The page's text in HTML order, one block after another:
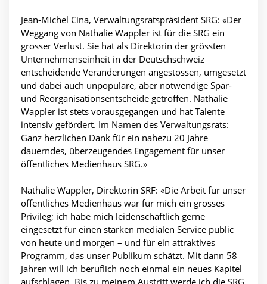
Jean-Michel Cina, Verwaltungsratspräsident SRG: «Der
Weggang von Nathalie Wappler ist für die SRG ein
grosser Verlust. Sie hat als Direktorin der grössten
Unternehmenseinheit in der Deutschschweiz
entscheidende Veränderungen angestossen, umgesetzt
und dabei auch unpopuläre, aber notwendige Spar-
und Reorganisationsentscheide getroffen. Nathalie
Wappler ist stets vorausgegangen und hat Talente
intensiv gefördert. Im Namen des Verwaltungsrats:
Ganz herzlichen Dank für ein nahezu 20 Jahre
dauerndes, überzeugendes Engagement für unser
öffentliches Medienhaus SRG.»
Nathalie Wappler, Direktorin SRF: «Die Arbeit für unser
öffentliches Medienhaus war für mich ein grosses
Privileg; ich habe mich leidenschaftlich gerne
eingesetzt für einen starken medialen Service public
von heute und morgen – und für ein attraktives
Programm, das unser Publikum schätzt. Mit dann 58
Jahren will ich beruflich noch einmal ein neues Kapitel
aufschlagen. Bis zu meinem Austritt werde ich die SRG